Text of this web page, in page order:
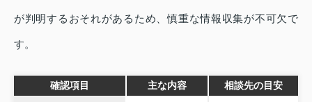
が判明するおそれがあるため、慎重な情報収集が不可欠で
す。
確認項目 主な内容 相談先の目安